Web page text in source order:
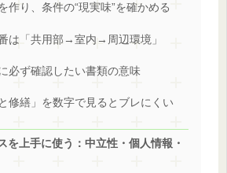
作り、条件の“現実味”を確かめる
は「共用部→室内→周辺環境」
必ず確認したい書類の意味
修繕」を数字で見るとブレにくい
を上手に使う：中立性・個人情報・